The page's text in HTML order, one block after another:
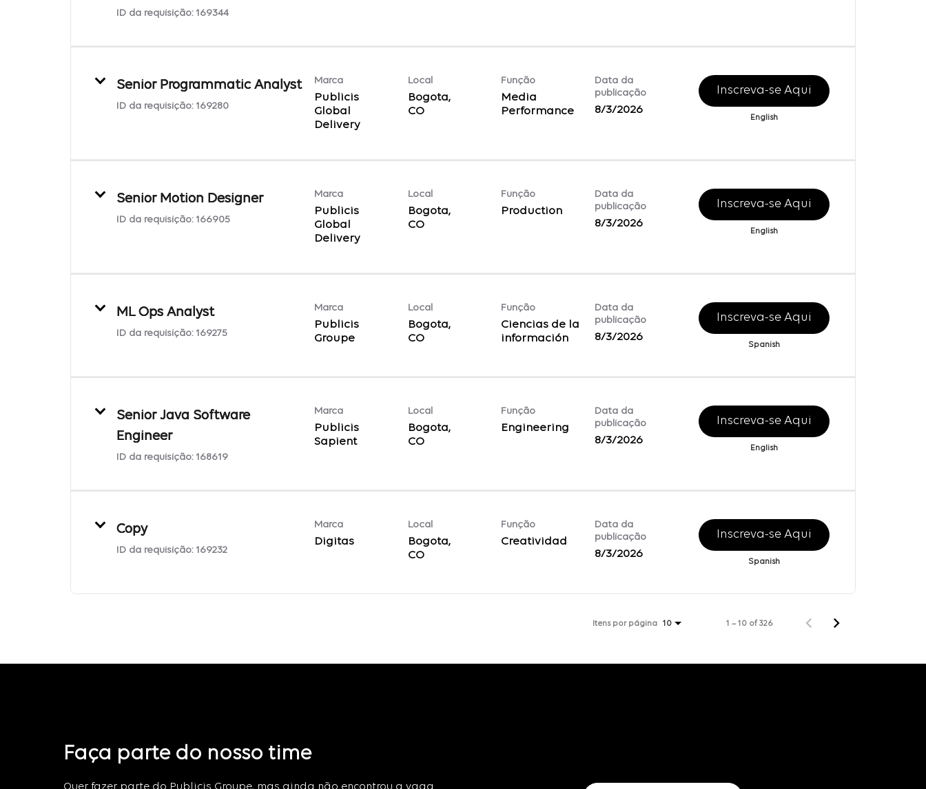
ID da requisição: 169344
Senior Programmatic Analyst
ID da requisição: 169280
Marca
Publicis
Global
Delivery
Local
Bogota,
CO
Função
Media
Performance
Data da
publicação
8/3/2026
Inscreva-se Aqui
English
Senior Motion Designer
ID da requisição: 166905
Marca
Publicis
Global
Delivery
Local
Bogota,
CO
Função
Production
Data da
publicação
8/3/2026
Inscreva-se Aqui
English
ML Ops Analyst
ID da requisição: 169275
Marca
Publicis
Groupe
Local
Bogota,
CO
Função
Ciencias de la
información
Data da
publicação
8/3/2026
Inscreva-se Aqui
Spanish
Senior Java Software
Engineer
ID da requisição: 168619
Marca
Publicis
Sapient
Local
Bogota,
CO
Função
Engineering
Data da
publicação
8/3/2026
Inscreva-se Aqui
English
Copy
ID da requisição: 169232
Marca
Digitas
Local
Bogota,
CO
Função
Creatividad
Data da
publicação
8/3/2026
Inscreva-se Aqui
Spanish
Itens por página 10 1 – 10 of 326
Faça parte do nosso time
Quer fazer parte do Publicis Groupe, mas ainda não encontrou a vaga